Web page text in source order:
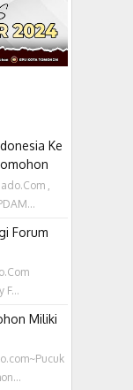
Ke
,
Forum
F...
Miliki